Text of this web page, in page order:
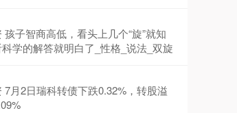
孩子智商高低，看头上几个“旋”就知
学的解答就明白了_性格_说法_双旋
7月2日瑞科转债下跌0.32%，转股溢